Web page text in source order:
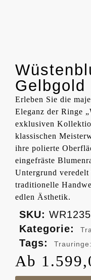
Gelbgold
Erleben Sie die
Eleganz der Ringe
exklusiven
klassischen
ihre polierte
eingefräste
Untergrund
traditionelle
edlen Ästhetik.
SKU:
Kategorie:
Tags: